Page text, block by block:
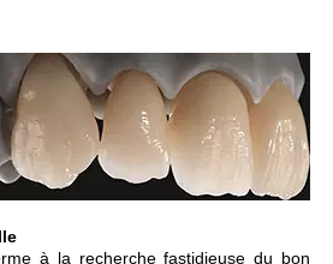
à la recherche fastidieuse du bon